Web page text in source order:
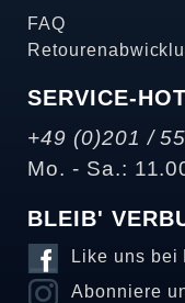
FAQ
SERVICE-
+49 (0)201 /
Mo. - Sa.:
BLEIB'
Like uns bei
Abonniere